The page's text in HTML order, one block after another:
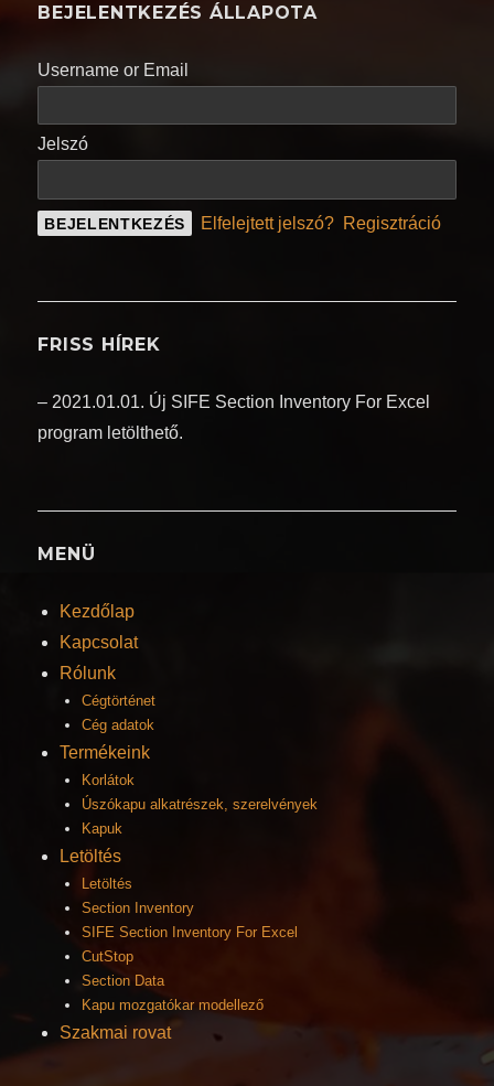
BEJELENTKEZÉS ÁLLAPOTA
Username or Email
Jelszó
Elfelejtett jelszó? Regisztráció
FRISS HÍREK
– 2021.01.01. Új SIFE Section Inventory For Excel
program letölthető.
MENÜ
Kezdőlap
Kapcsolat
Rólunk
Cégtörténet
Cég adatok
Termékeink
Korlátok
Úszókapu alkatrészek, szerelvények
Kapuk
Letöltés
Letöltés
Section Inventory
SIFE Section Inventory For Excel
CutStop
Section Data
Kapu mozgatókar modellező
Szakmai rovat